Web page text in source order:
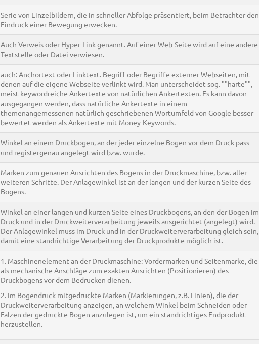
Serie von Einzelbildern, die in schneller Abfolge präsentiert, beim Betrachter den
Eindruck einer Bewegung erwecken.
Auch Verweis oder Hyper-Link genannt. Auf einer Web-Seite wird auf eine andere
Textstelle oder Datei verwiesen.
auch: Anchortext oder Linktext. Begriff oder Begriffe externer Webseiten, mit
denen auf die eigene Webseite verlinkt wird. Man unterscheidet sog. ""harte"",
meist keywordreiche Ankertexte von natürlichen Ankertexten. Es kann davon
ausgegangen werden, dass natürliche Ankertexte in einem
themenangemessenen natürlich geschriebenen Wortumfeld von Google besser
bewertet werden als Ankertexte mit Money-Keywords.
Winkel an einem Druckbogen, an der jeder einzelne Bogen vor dem Druck pass-
und registergenau angelegt wird bzw. wurde.
Marken zum genauen Ausrichten des Bogens in der Druckmaschine, bzw. aller
weiteren Schritte. Der Anlagewinkel ist an der langen und der kurzen Seite des
Bogens.
Winkel an einer langen und kurzen Seite eines Druckbogens, an den der Bogen im
Druck und in der Druckweiterverarbeitung jeweils ausgerichtet (angelegt) wird.
Der Anlagewinkel muss im Druck und in der Druckweiterverarbeitung gleich sein,
damit eine standrichtige Verarbeitung der Druckprodukte möglich ist.
1. Maschinenelement an der Druckmaschine: Vordermarken und Seitenmarke, die
als mechanische Anschläge zum exakten Ausrichten (Positionieren) des
Druckbogens vor dem Bedrucken dienen.
2. Im Bogendruck mitgedruckte Marken (Markierungen, z.B. Linien), die der
Druckweiterverarbeitung anzeigen, an welchem Winkel beim Schneiden oder
Falzen der gedruckte Bogen anzulegen ist, um ein standrichtiges Endprodukt
herzustellen.